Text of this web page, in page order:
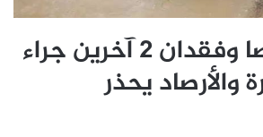
وفاة 16 شخصا وفقدان 2 آخرين جراء
والأرصاد يحذر